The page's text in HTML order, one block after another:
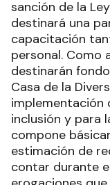
sanción de la
destinará una
capacitación
personal. Como
destinarán
Casa de la
implementación
inclusión y para
compone
estimación de
contar durante